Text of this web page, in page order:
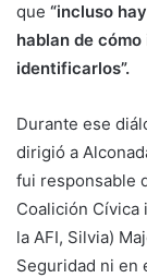
que “incluso
hablan de
identificarlos”.
Durante ese
dirigió a
fui responsable
Coalición Cívica
la AFI, Silvia)
Seguridad ni en